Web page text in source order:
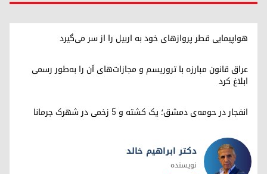
هواپیمایی قطر پروازهای خود به اربیل را از سر می‌گیرد
عراق قانون مبارزه با تروریسم و مجازات‌های آن را به‌طور رسمی
ابلاغ کرد
انفجار در حومه‌ی دمشق؛ یک کشته و ۵ زخمی در شهرک جرمانا
دکتر ابراهیم خالد
نویسنده